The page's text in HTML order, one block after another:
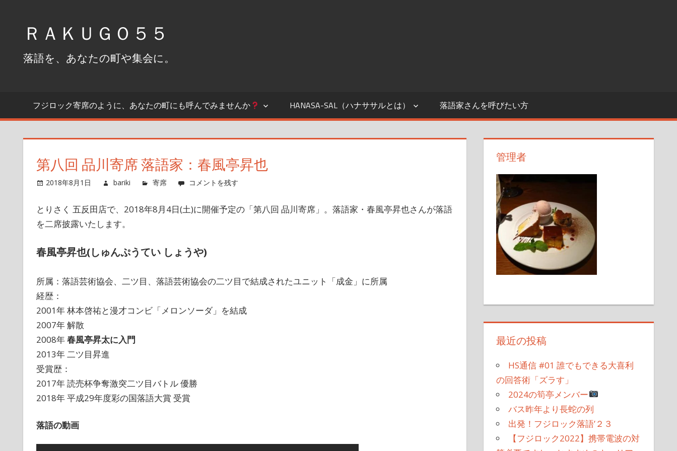
ッ
ＲＡＫＵＧＯ５５
落語を、あなたの町や集会に。
フジロック寄席のように、あなたの町にも呼んでみませんか HANASA-SAL（ハナササルとは） 落語家さんを呼びたい方
第八回 品川寄席 落語家：春風亭昇也
2018年8月1日 bariki 寄席 コメントを残す
とりさく 五反田店で、2018年8月4日(土)に開催予定の「第八回 品川寄席」。落語家・春風亭昇也さんが落語
を二席披露いたします。
春風亭昇也(しゅんぷうてい しょうや)
所属：落語芸術協会、二ツ目、落語芸術協会の二ツ目で結成されたユニット「成金」に所属
経歴：
2001年 林本啓祐と漫才コンビ「メロンソーダ」を結成
2007年 解散
2008年春風亭昇太に入門
2013年 二ツ目昇進
受賞歴：
2017年 読売杯争奪激突二ツ目バトル 優勝
2018年 平成29年度彩の国落語大賞 受賞
落語の動画
管理者
最近の投稿
HS通信 #01 誰でもできる大喜利
の回答術「ズラす」
2024の筍亭メンバー
バス昨年より長蛇の列
出発！フジロック落語’２３
【フジロック2022】携帯電波の対